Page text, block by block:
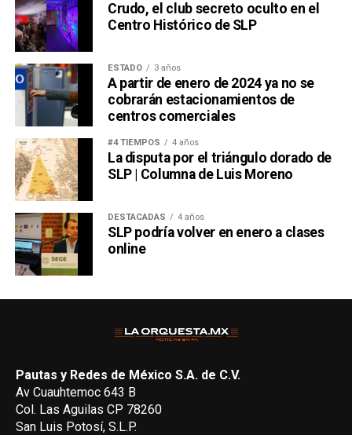
Crudo, el club secreto oculto en el
Centro Histórico de SLP
ESTADO 3 años
A partir de enero de 2024 ya no se
cobrarán estacionamientos de
centros comerciales
#4 TIEMPOS 4 años
La disputa por el triángulo dorado de
SLP | Columna de Luis Moreno
DESTACADAS 4 años
SLP podría volver en enero a clases
online
Pautas y Redes de México S.A. de C.V.
Av Cuauhtemoc 643 B
Col. Las Aguilas CP 78260
San Luis Potosí, S.L.P.